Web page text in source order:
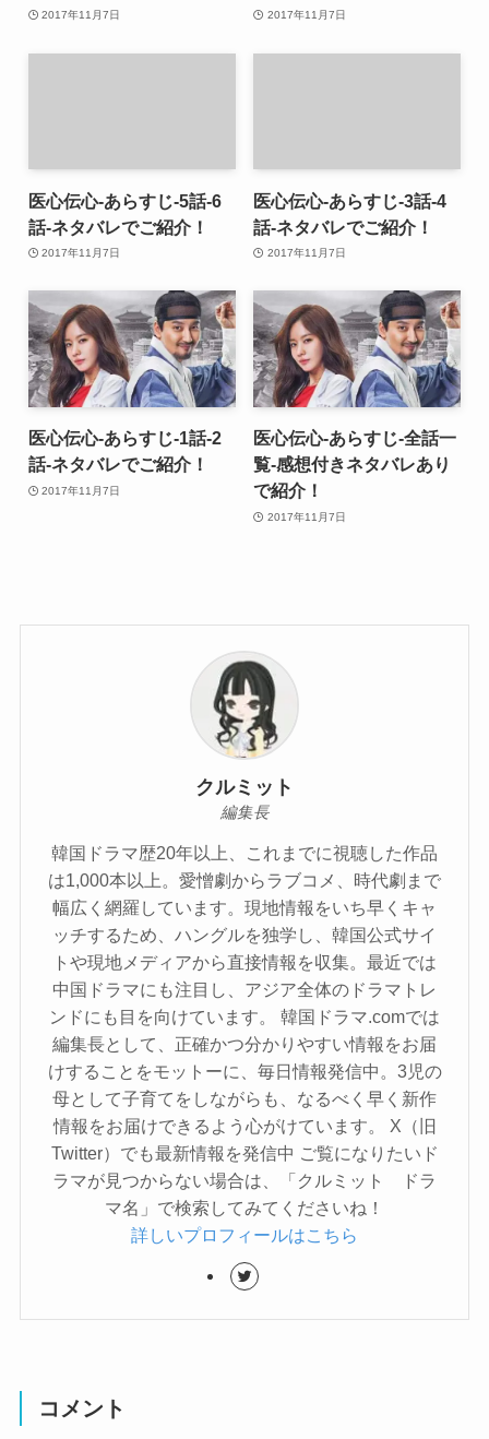
2017年11月7日 2017年11月7日
医心伝心-あらすじ-5話-6
話-ネタバレでご紹介！
2017年11月7日
医心伝心-あらすじ-3話-4
話-ネタバレでご紹介！
2017年11月7日
医心伝心-あらすじ-1話-2
話-ネタバレでご紹介！
2017年11月7日
医心伝心-あらすじ-全話一
覧-感想付きネタバレあり
で紹介！
2017年11月7日
クルミット
編集長
韓国ドラマ歴20年以上、これまでに視聴した作品
は1,000本以上。愛憎劇からラブコメ、時代劇まで
幅広く網羅しています。現地情報をいち早くキャ
ッチするため、ハングルを独学し、韓国公式サイ
トや現地メディアから直接情報を収集。最近では
中国ドラマにも注目し、アジア全体のドラマトレ
ンドにも目を向けています。 韓国ドラマ.comでは
編集長として、正確かつ分かりやすい情報をお届
けすることをモットーに、毎日情報発信中。3児の
母として子育てをしながらも、なるべく早く新作
情報をお届けできるよう心がけています。 X（旧
Twitter）でも最新情報を発信中 ご覧になりたいド
ラマが見つからない場合は、「クルミット ドラ
マ名」で検索してみてくださいね！
詳しいプロフィールはこちら
コメント